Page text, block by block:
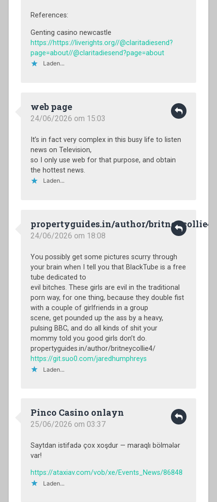
References:
Genting casino newcastle
https://https://liverights.org//@claritadiesend?
page=about//@claritadiesend?page=about
Laden...
web page
24/06/2026 om 15:03
It’s in fact very complex in this busy life to listen
news on Television,
so I only use web for that purpose, and obtain
the hottest news.
Laden...
propertyguides.in/author/britneycollie4/
24/06/2026 om 18:08
You possibly get some pictures scurry through
your brain when I tell you that BlackTube is a free
tube dedicated to
evil bitches. These girls are evil in the traditional
porn way, for one thing, because they double fist
with a couple of girlfriends in a group
scene, get pounded up the ass by a heavy,
pulsing BBC, and do all kinds of shit your
mommy told you good girls don’t do.
propertyguides.in/author/britneycollie4/
https://git.suo0.com/jaredhumphreys
Laden...
Pinco Casino onlayn
25/06/2026 om 03:37
Saytdan istifadə çox xoşdur — maraqlı bölmələr
var!
https://ataxiav.com/vob/xe/Events_News/86848
Laden...